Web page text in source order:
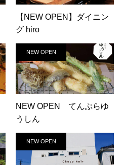
【NEW OPEN】ダイニン
グ hiro
NEW OPEN
NEW OPEN てんぷらゆ
うしん
NEW OPEN